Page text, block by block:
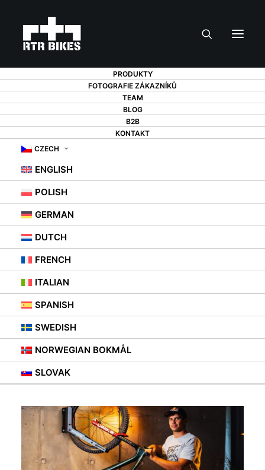
PRODUKTY
FOTOGRAFIE ZÁKAZNÍKŮ
TEAM
BLOG
B2B
KONTAKT
CZECH
ENGLISH
POLISH
GERMAN
DUTCH
FRENCH
ITALIAN
SPANISH
SWEDISH
NORWEGIAN BOKMÅL
SLOVAK
Poland•
SZYMON GODZIEK
szymongodziek